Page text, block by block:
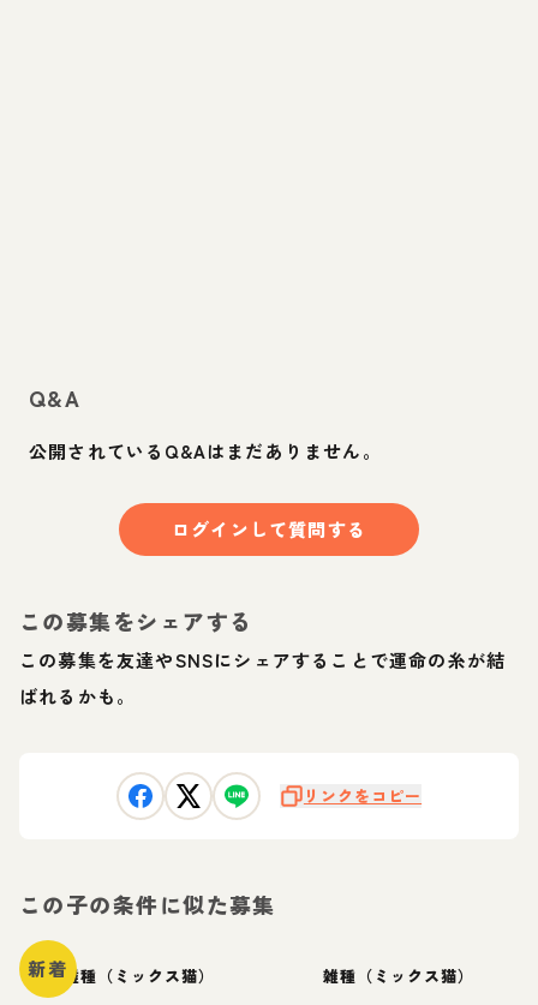
Q&A
公開されているQ&Aはまだありません。
ログインして質問する
この募集をシェアする
この募集を友達やSNSにシェアすることで運命の糸が結
ばれるかも。
リンクをコピー
この子の条件に似た募集
新着雑種（ミックス猫） 雑種（ミックス猫）